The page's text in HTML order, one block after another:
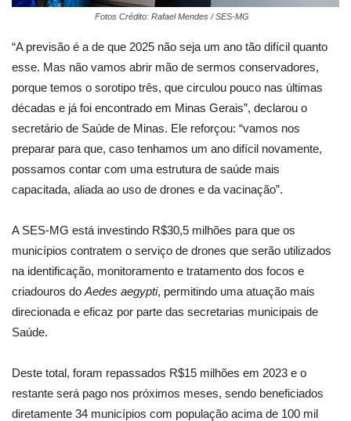
Fotos Crédito: Rafael Mendes / SES-MG
“A previsão é a de que 2025 não seja um ano tão difícil quanto
esse. Mas não vamos abrir mão de sermos conservadores,
porque temos o sorotipo três, que circulou pouco nas últimas
décadas e já foi encontrado em Minas Gerais”, declarou o
secretário de Saúde de Minas. Ele reforçou: “vamos nos
preparar para que, caso tenhamos um ano difícil novamente,
possamos contar com uma estrutura de saúde mais
capacitada, aliada ao uso de drones e da vacinação”.
A SES-MG está investindo R$30,5 milhões para que os
municípios contratem o serviço de drones que serão utilizados
na identificação, monitoramento e tratamento dos focos e
criadouros do Aedes aegypti, permitindo uma atuação mais
direcionada e eficaz por parte das secretarias municipais de
Saúde.
Deste total, foram repassados R$15 milhões em 2023 e o
restante será pago nos próximos meses, sendo beneficiados
diretamente 34 municípios com população acima de 100 mil